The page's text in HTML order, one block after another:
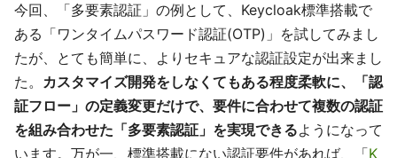
今回、「多要素認証」の例として、Keycloak標準搭載で
ある「ワンタイムパスワード認証(OTP)」を試してみまし
たが、とても簡単に、よりセキュアな認証設定が出来まし
た。 カスタマイズ開発をしなくてもある程度柔軟に、「認
証フロー」の定義変更だけで、要件に合わせて複数の認証
を組み合わせた「多要素認証」を実現できるようになって
います。万が一、標準搭載にない認証要件があれば、「K